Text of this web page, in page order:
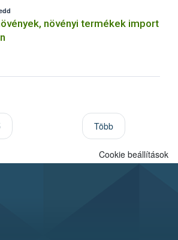
növényi termékek import
Több
Cookie beállítások